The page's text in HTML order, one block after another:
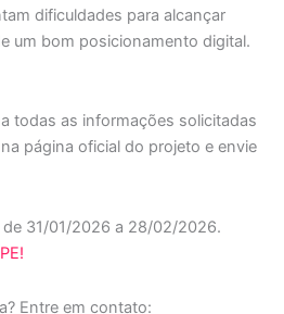
dificuldades para alcançar
um bom posicionamento digital.
todas as informações solicitadas
página oficial do projeto e envie
31/01/2026 a 28/02/2026.
Entre em contato: